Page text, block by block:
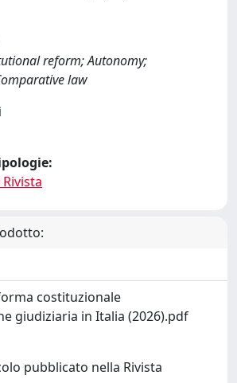
reform; Autonomy;
law
costituzionale
giudiziaria in Italia (2026).pdf
pubblicato nella Rivista